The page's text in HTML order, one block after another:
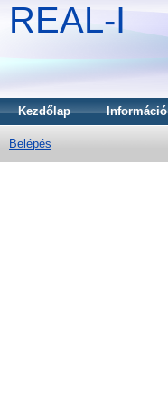
REAL-I
Kezdőlap Információ
Belépés